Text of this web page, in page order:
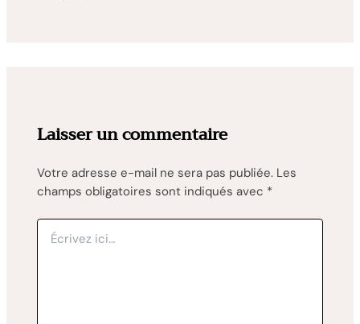
Laisser un commentaire
Votre adresse e-mail ne sera pas publiée. Les
champs obligatoires sont indiqués avec *
Écrivez
ici…